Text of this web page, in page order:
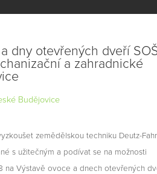
dny otevřených dveří
a zahradnické
Budějovice
zemědělskou techniku Deutz-
s užitečným a podívat se na možnosti
na Výstavě ovoce a dnech otevřených